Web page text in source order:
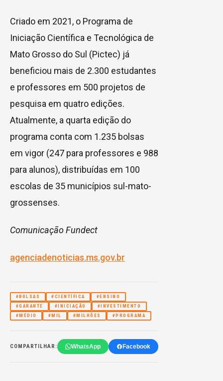
Criado em 2021, o Programa de
Iniciação Científica e Tecnológica de
Mato Grosso do Sul (Pictec) já
beneficiou mais de 2.300 estudantes
e professores em 500 projetos de
pesquisa em quatro edições.
Atualmente, a quarta edição do
programa conta com 1.235 bolsas
em vigor (247 para professores e 988
para alunos), distribuídas em 100
escolas de 35 municípios sul-mato-
grossenses.
Comunicação Fundect
agenciadenoticias.ms.gov.br
#BOLSAS #CIENTÍFICA
#ENSINO
#GARANTE
#INICIAÇÃO
#INVESTIMENTO
#MÉDIO
#MIL #MILHÕES #PROGRAMA
COMPARTILHAR: WhatsApp Facebook